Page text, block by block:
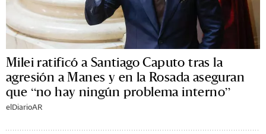
Milei ratificó a Santiago Caputo tras la
agresión a Manes y en la Rosada aseguran
que “no hay ningún problema interno”
elDiarioAR